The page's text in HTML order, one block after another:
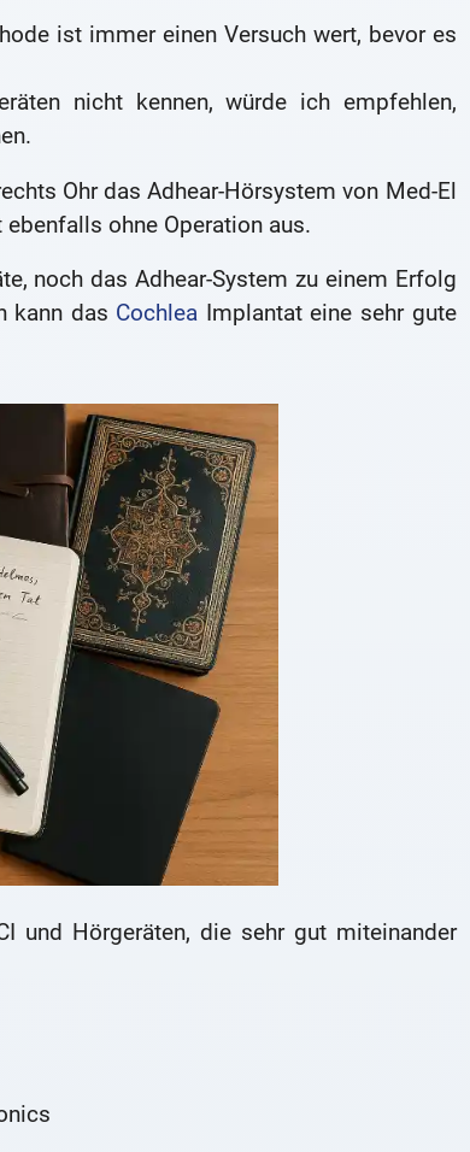
ist immer einen Versuch wert, bevor es
nicht kennen, würde ich empfehlen,
Ohr das Adhear-Hörsystem von Med-El
ohne Operation aus.
noch das Adhear-System zu einem Erfolg
kann das Cochlea Implantat eine sehr gute
und Hörgeräten, die sehr gut miteinander